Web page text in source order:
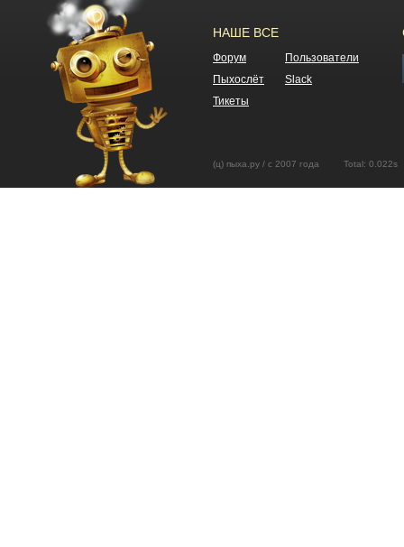
НАШЕ ВСЕ
Форум
Пользователи
Пыхослёт
Slack
Тикеты
(ц) пыха.ру / с 2007 года Total: